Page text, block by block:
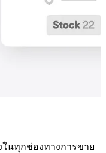
นทุกช่องทางการขาย